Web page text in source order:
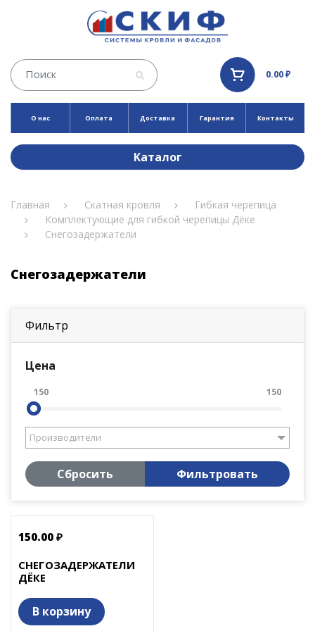
0.00 ₽
О нас Оплата Доставка Гарантия Контакты
Каталог
Главная Скатная кровля
Гибкая черепица
Комплектующие для гибкой черепицы Дёке
Снегозадержатели
Снегозадержатели
Фильтр
Цена
150 150
Производители
Сбросить Фильтровать
150.00 ₽
СНЕГОЗАДЕРЖАТЕЛИ
ДЁКЕ
В корзину